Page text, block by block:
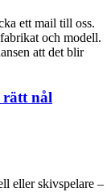
ett mail till oss.
och modell.
att det blir
nål
eller skivspelare –